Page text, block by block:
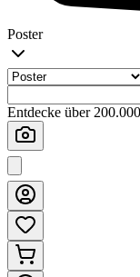
Poster
Entdecke über